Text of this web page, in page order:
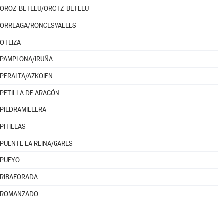
OROZ-BETELU/OROTZ-BETELU
ORREAGA/RONCESVALLES
OTEIZA
PAMPLONA/IRUÑA
PERALTA/AZKOIEN
PETILLA DE ARAGÓN
PIEDRAMILLERA
PITILLAS
PUENTE LA REINA/GARES
PUEYO
RIBAFORADA
ROMANZADO